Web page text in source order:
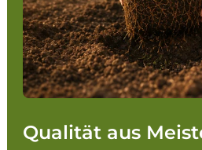
Qualität aus